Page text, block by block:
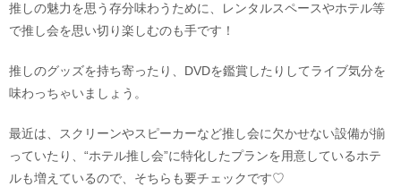
推しの魅力を思う存分味わうために、レンタルスペースやホテル等
で推し会を思い切り楽しむのも手です！
推しのグッズを持ち寄ったり、DVDを鑑賞したりしてライブ気分を
味わっちゃいましょう。
最近は、スクリーンやスピーカーなど推し会に欠かせない設備が揃
っていたり、“ホテル推し会”に特化したプランを用意しているホテ
ルも増えているので、そちらも要チェックです♡